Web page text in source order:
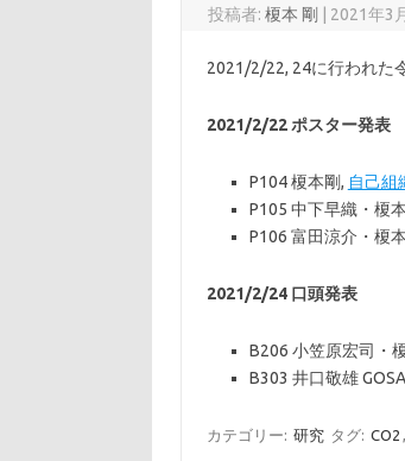
投稿者:榎本 剛 2021年3
2021/2/22, 24に行われた
2021/2/22 ポスター発表
P104 榎本剛, 自己組
P105 中下早織・榎
P106 富田涼介・榎
2021/2/24 口頭発表
B206 小笠原宏司・
B303 井口敬雄
カテゴリー: 研究 タグ: CO2 ,